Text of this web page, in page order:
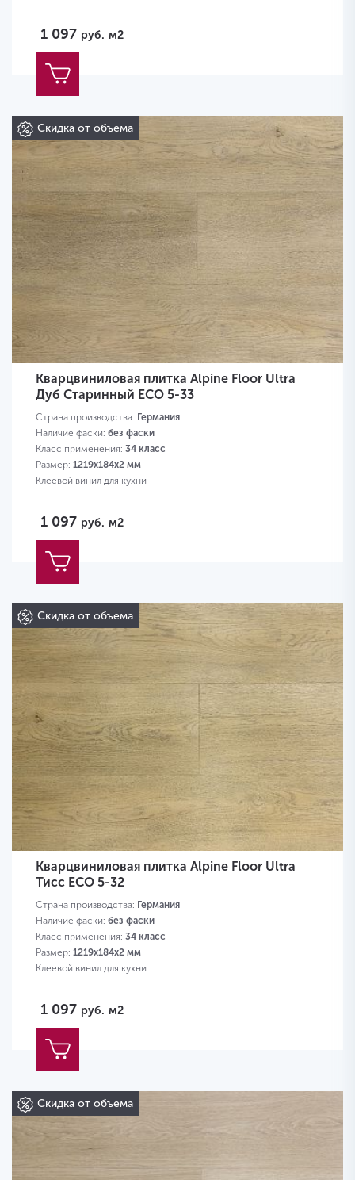
1 097 руб. м2
Скидка от объема
Кварцвиниловая плитка Alpine Floor Ultra
Дуб Старинный ЕСО 5-33
Страна производства: Германия
Наличие фаски: без фаски
Класс применения: 34 класс
Размер: 1219х184х2 мм
Клеевой винил для кухни
1 097 руб. м2
Скидка от объема
Кварцвиниловая плитка Alpine Floor Ultra
Тисс ЕСО 5-32
Страна производства: Германия
Наличие фаски: без фаски
Класс применения: 34 класс
Размер: 1219х184х2 мм
Клеевой винил для кухни
1 097 руб. м2
Скидка от объема